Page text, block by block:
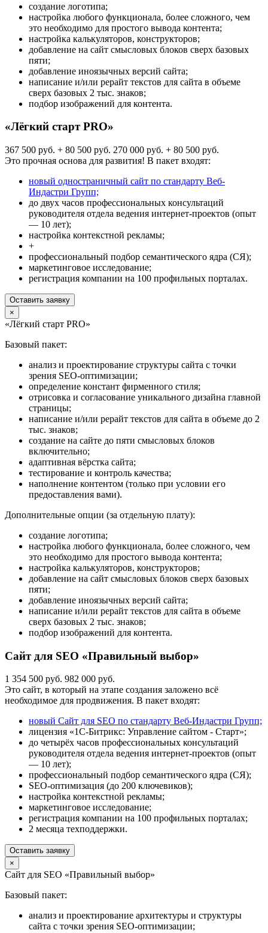
создание логотипа;
настройка любого функционала, более сложного, чем
это необходимо для простого вывода контента;
настройка калькуляторов, конструкторов;
добавление на сайт смысловых блоков сверх базовых
пяти;
добавление иноязычных версий сайта;
написание и/или рерайт текстов для сайта в объеме
сверх базовых 2 тыс. знаков;
подбор изображений для контента.
«Лёгкий старт PRO»
367 500 руб. + 80 500 руб. 270 000 руб. + 80 500 руб.
Это прочная основа для развития! В пакет входят:
новый одностраничный сайт по стандарту Веб-
Индастри Групп;
до двух часов профессиональных консультаций
руководителя отдела ведения интернет-проектов (опыт
— 10 лет);
настройка контекстной рекламы;
+
профессиональный подбор семантического ядра (СЯ);
маркетинговое исследование;
регистрация компании на 100 профильных порталах.
Оставить заявку
×
«Лёгкий старт PRO»
Базовый пакет:
анализ и проектирование структуры сайта с точки
зрения SEO-оптимизации;
определение констант фирменного стиля;
отрисовка и согласование уникального дизайна главной
страницы;
написание и/или рерайт текстов для сайта в объеме до 2
тыс. знаков;
создание на сайте до пяти смысловых блоков
включительно;
адаптивная вёрстка сайта;
тестирование и контроль качества;
наполнение контентом (только при условии его
предоставления вами).
Дополнительные опции (за отдельную плату):
создание логотипа;
настройка любого функционала, более сложного, чем
это необходимо для простого вывода контента;
настройка калькуляторов, конструкторов;
добавление на сайт смысловых блоков сверх базовых
пяти;
добавление иноязычных версий сайта;
написание и/или рерайт текстов для сайта в объеме
сверх базовых 2 тыс. знаков;
подбор изображений для контента.
Сайт для SEO «Правильный выбор»
1 354 500 руб. 982 000 руб.
Это сайт, в который на этапе создания заложено всё
необходимое для продвижения. В пакет входят:
новый Сайт для SEO по стандарту Веб-Индастри Групп;
лицензия «1С-Битрикс: Управление сайтом - Старт»;
до четырёх часов профессиональных консультаций
руководителя отдела ведения интернет-проектов (опыт
— 10 лет);
профессиональный подбор семантического ядра (СЯ);
SEO-оптимизация (до 200 ключевиков);
настройка контекстной рекламы;
маркетинговое исследование;
регистрация компании на 100 профильных порталах;
2 месяца техподдержки.
Оставить заявку
×
Сайт для SEO «Правильный выбор»
Базовый пакет:
анализ и проектирование архитектуры и структуры
сайта с точки зрения SEO-оптимизации;